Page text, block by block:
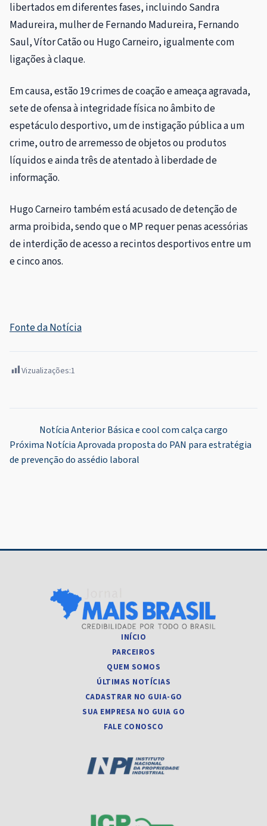
libertados em diferentes fases, incluindo Sandra
Madureira, mulher de Fernando Madureira, Fernando
Saul, Vítor Catão ou Hugo Carneiro, igualmente com
ligações à claque.
Em causa, estão 19 crimes de coação e ameaça agravada,
sete de ofensa à integridade física no âmbito de
espetáculo desportivo, um de instigação pública a um
crime, outro de arremesso de objetos ou produtos
líquidos e ainda três de atentado à liberdade de
informação.
Hugo Carneiro também está acusado de detenção de
arma proibida, sendo que o MP requer penas acessórias
de interdição de acesso a recintos desportivos entre um
e cinco anos.
Fonte da Notícia
Vizualizações:1
Navegação
de
Notícia AnteriorBásica e cool com calça cargo
Próxima NotíciaAprovada proposta do PAN para estratégia
de prevenção do assédio laboral
INÍCIO
PARCEIROS
QUEM SOMOS
ÚLTIMAS NOTÍCIAS
CADASTRAR NO GUIA-GO
SUA EMPRESA NO GUIA GO
FALE CONOSCO